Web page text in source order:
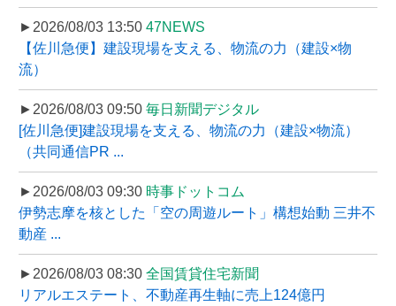
►2026/08/03 13:50 47NEWS
【佐川急便】建設現場を支える、物流の力（建設×物
流）
►2026/08/03 09:50 毎日新聞デジタル
[佐川急便]建設現場を支える、物流の力（建設×物流）
（共同通信PR ...
►2026/08/03 09:30 時事ドットコム
伊勢志摩を核とした「空の周遊ルート」構想始動 三井不
動産 ...
►2026/08/03 08:30 全国賃貸住宅新聞
リアルエステート、不動産再生軸に売上124億円